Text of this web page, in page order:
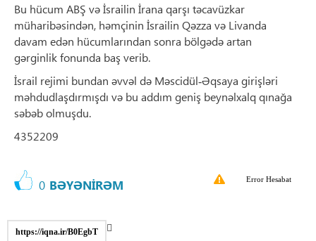
Bu hücum ABŞ və İsrailin İrana qarşı təcavüzkar
müharibəsindən, həmçinin İsrailin Qəzza və Livanda
davam edən hücumlarından sonra bölgədə artan
gərginlik fonunda baş verib.
İsrail rejimi bundan əvvəl də Məscidül‑Əqsaya girişləri
məhdudlaşdırmışdı və bu addım geniş beynəlxalq qınağa
səbəb olmuşdu.
4352209
0 BƏYƏNİRƏM Error Hesabat
https://iqna.ir/B0EgbT